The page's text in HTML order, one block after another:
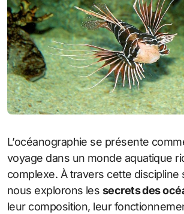
L’océanographie se présente
voyage dans un monde aquatique
complexe. À travers cette discipline
nous explorons les secrets des
leur composition, leur